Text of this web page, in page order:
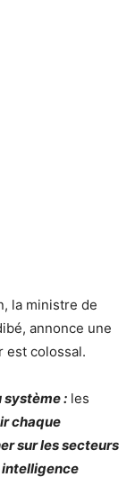
la ministre de
annonce une
est colossal.
système : les
chaque
sur les secteurs